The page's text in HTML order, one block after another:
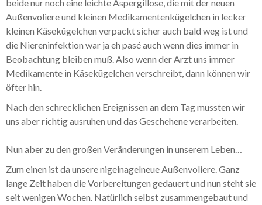
beide nur noch eine leichte Aspergillose, die mit der neuen
Außenvoliere und kleinen Medikamentenkügelchen in lecker
kleinen Käsekügelchen verpackt sicher auch bald weg ist und
die Niereninfektion war ja eh pasé auch wenn dies immer in
Beobachtung bleiben muß. Also wenn der Arzt uns immer
Medikamente in Käsekügelchen verschreibt, dann können wir
öfter hin.
Nach den schrecklichen Ereignissen an dem Tag mussten wir
uns aber richtig ausruhen und das Geschehene verarbeiten.
Nun aber zu den großen Veränderungen in unserem Leben…
Zum einen ist da unsere nigelnagelneue Außenvoliere. Ganz
lange Zeit haben die Vorbereitungen gedauert und nun steht sie
seit wenigen Wochen. Natürlich selbst zusammengebaut und